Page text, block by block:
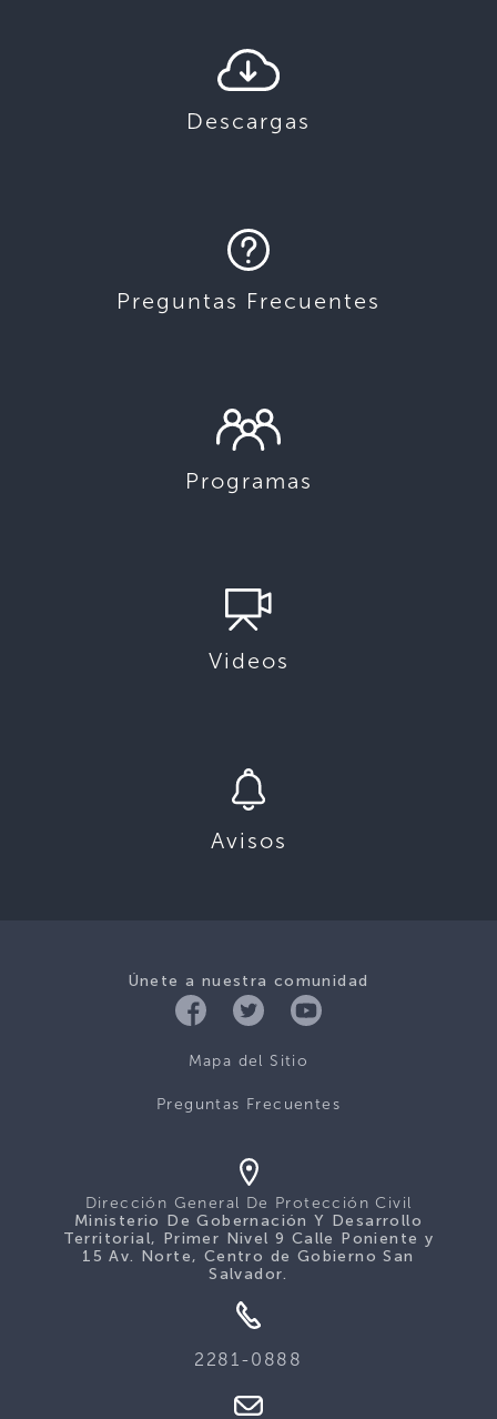
Descargas
Preguntas Frecuentes
Programas
Videos
Avisos
Únete a nuestra comunidad
Mapa del Sitio
Preguntas Frecuentes
Dirección General De Protección Civil
Ministerio De Gobernación Y Desarrollo
Territorial, Primer Nivel 9 Calle Poniente y
15 Av. Norte, Centro de Gobierno San
Salvador.
2281-0888